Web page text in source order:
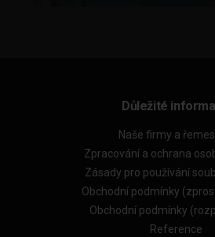
Důležité
Naše firmy a
Zpracování a ochrana
Zásady pro používání
Obchodní podmínky
Obchodní podmínky
Reference